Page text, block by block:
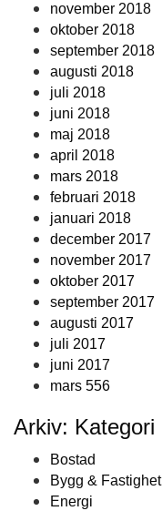
november 2018
oktober 2018
september 2018
augusti 2018
juli 2018
juni 2018
maj 2018
april 2018
mars 2018
februari 2018
januari 2018
december 2017
november 2017
oktober 2017
september 2017
augusti 2017
juli 2017
juni 2017
mars 556
Arkiv: Kategori
Bostad
Bygg & Fastighet
Energi